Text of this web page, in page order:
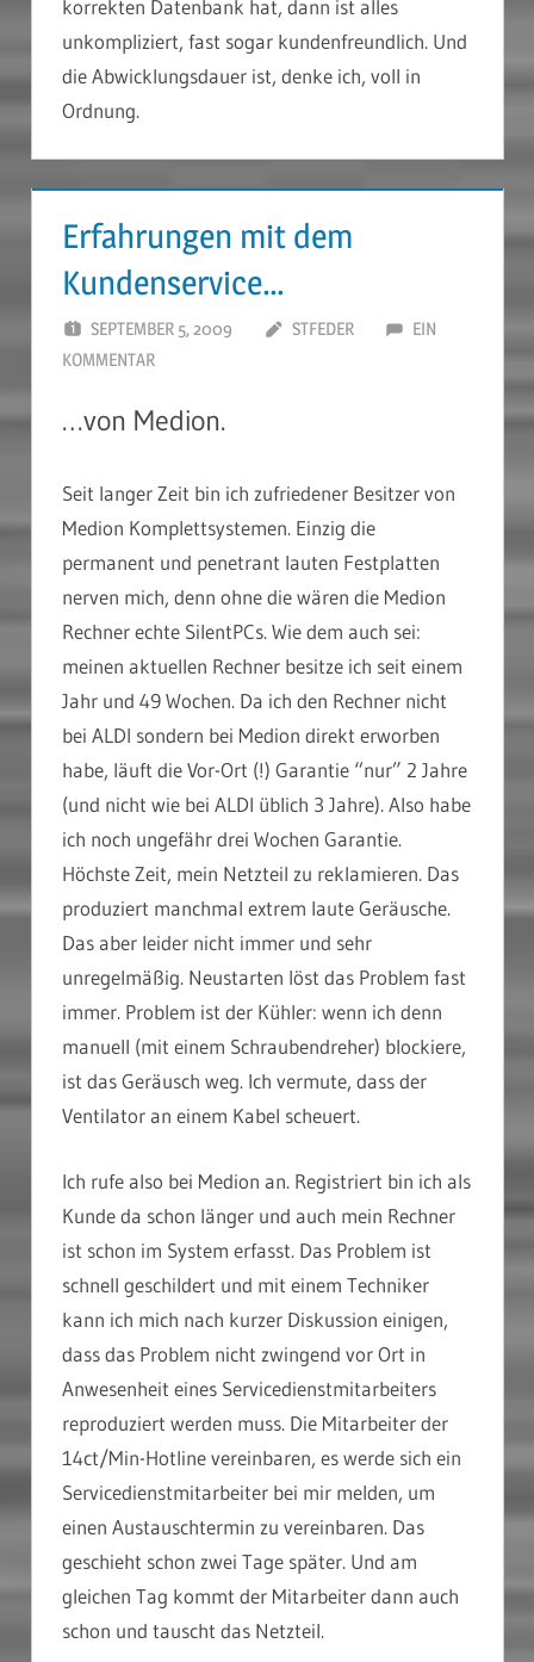
korrekten Datenbank hat, dann ist alles
unkompliziert, fast sogar kundenfreundlich. Und
die Abwicklungsdauer ist, denke ich, voll in
Ordnung.
Erfahrungen mit dem
Kundenservice…
SEPTEMBER 5, 2009 STFEDER
EIN
KOMMENTAR
…von Medion.
Seit langer Zeit bin ich zufriedener Besitzer von
Medion Komplettsystemen. Einzig die
permanent und penetrant lauten Festplatten
nerven mich, denn ohne die wären die Medion
Rechner echte SilentPCs. Wie dem auch sei:
meinen aktuellen Rechner besitze ich seit einem
Jahr und 49 Wochen. Da ich den Rechner nicht
bei ALDI sondern bei Medion direkt erworben
habe, läuft die Vor-Ort (!) Garantie “nur” 2 Jahre
(und nicht wie bei ALDI üblich 3 Jahre). Also habe
ich noch ungefähr drei Wochen Garantie.
Höchste Zeit, mein Netzteil zu reklamieren. Das
produziert manchmal extrem laute Geräusche.
Das aber leider nicht immer und sehr
unregelmäßig. Neustarten löst das Problem fast
immer. Problem ist der Kühler: wenn ich denn
manuell (mit einem Schraubendreher) blockiere,
ist das Geräusch weg. Ich vermute, dass der
Ventilator an einem Kabel scheuert.
Ich rufe also bei Medion an. Registriert bin ich als
Kunde da schon länger und auch mein Rechner
ist schon im System erfasst. Das Problem ist
schnell geschildert und mit einem Techniker
kann ich mich nach kurzer Diskussion einigen,
dass das Problem nicht zwingend vor Ort in
Anwesenheit eines Servicedienstmitarbeiters
reproduziert werden muss. Die Mitarbeiter der
14ct/Min-Hotline vereinbaren, es werde sich ein
Servicedienstmitarbeiter bei mir melden, um
einen Austauschtermin zu vereinbaren. Das
geschieht schon zwei Tage später. Und am
gleichen Tag kommt der Mitarbeiter dann auch
schon und tauscht das Netzteil.